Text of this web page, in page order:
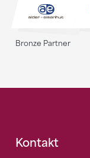
Bronze Partner
Fusszeile
Kontakt